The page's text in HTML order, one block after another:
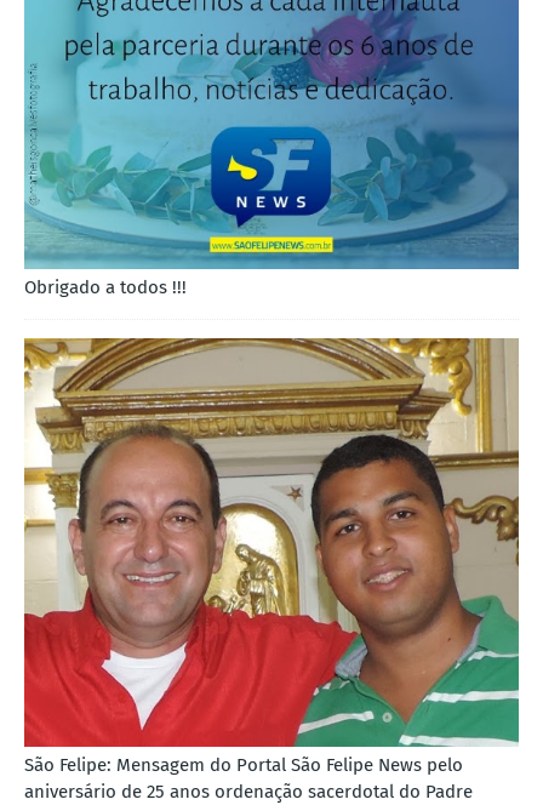
Obrigado a todos !!!
São Felipe: Mensagem do Portal São Felipe News pelo
aniversário de 25 anos ordenação sacerdotal do Padre